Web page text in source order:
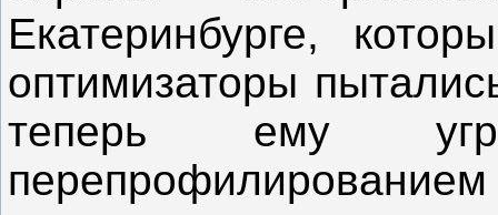
Екатеринбурге,
оптимизаторы
теперь ему
перепрофилированием